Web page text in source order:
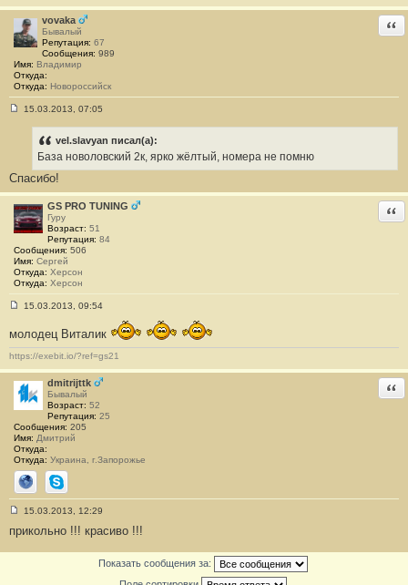
б
щ
е
н
и
е
#
4
vovaka
Бывалый
Репутация: 67
Сообщения: 989
Имя: Владимир
Откуда:
Откуда: Новороссийск
н
и
е
#
5
15.03.2013, 07:05
vel.slavyan писал(а):
База новоловский 2к, ярко жёлтый, номера не помню
Спасибо!
GS PRO TUNING
Гуру
Возраст: 51
Репутация: 84
Сообщения: 506
Имя: Сергей
Откуда: Херсон
Откуда: Херсон
о
б
щ
е
н
и
е
#
6
15.03.2013, 09:54
молодец Виталик
https://exebit.io/?ref=gs21
dmitrijttk
Бывалый
Возраст: 52
Репутация: 25
Сообщения: 205
Имя: Дмитрий
Откуда:
Откуда: Украина, г.Запорожье
СайтSkype
о
б
15.03.2013, 12:29
прикольно !!! красиво !!!
Показать сообщения за: